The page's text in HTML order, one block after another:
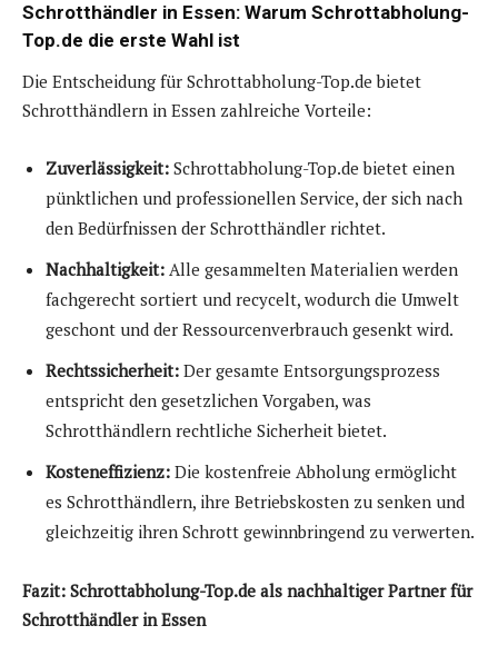
Schrotthändler in Essen: Warum Schrottabholung-
Top.de die erste Wahl ist
Die Entscheidung für Schrottabholung-Top.de bietet
Schrotthändlern in Essen zahlreiche Vorteile:
Zuverlässigkeit: Schrottabholung-Top.de bietet einen
pünktlichen und professionellen Service, der sich nach
den Bedürfnissen der Schrotthändler richtet.
Nachhaltigkeit: Alle gesammelten Materialien werden
fachgerecht sortiert und recycelt, wodurch die Umwelt
geschont und der Ressourcenverbrauch gesenkt wird.
Rechtssicherheit: Der gesamte Entsorgungsprozess
entspricht den gesetzlichen Vorgaben, was
Schrotthändlern rechtliche Sicherheit bietet.
Kosteneffizienz: Die kostenfreie Abholung ermöglicht
es Schrotthändlern, ihre Betriebskosten zu senken und
gleichzeitig ihren Schrott gewinnbringend zu verwerten.
Fazit: Schrottabholung-Top.de als nachhaltiger Partner für
Schrotthändler in Essen